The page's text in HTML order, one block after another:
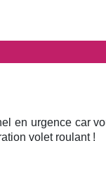
en urgence car
volet roulant !